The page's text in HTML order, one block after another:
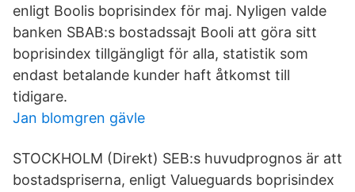
enligt Boolis boprisindex för maj. Nyligen valde
banken SBAB:s bostadssajt Booli att göra sitt
boprisindex tillgängligt för alla, statistik som
endast betalande kunder haft åtkomst till
tidigare.
Jan blomgren gävle
STOCKHOLM (Direkt) SEB:s huvudprognos är att
bostadspriserna, enligt Valueguards boprisindex